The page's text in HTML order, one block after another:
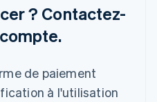
? Contactez-
de paiement
à l'utilisation